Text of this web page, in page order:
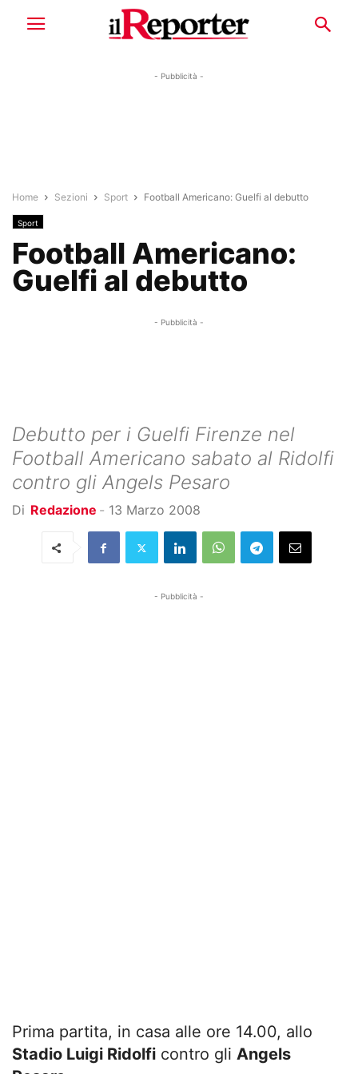
- Pubblicità -
Home Sezioni Sport Football Americano: Guelfi al debutto
Sport
Football Americano:
Guelfi al debutto
- Pubblicità -
Debutto per i Guelfi Firenze nel
Football Americano sabato al Ridolfi
contro gli Angels Pesaro
Di Redazione - 13 Marzo 2008
- Pubblicità -
Prima partita, in casa alle ore 14.00, allo
Stadio Luigi Ridolfi contro gli Angels